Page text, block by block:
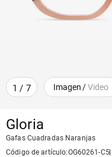
1 / 7 Imagen /Video
Gloria
Gafas Cuadradas Naranjas
Código de artículo:OG60261-C5